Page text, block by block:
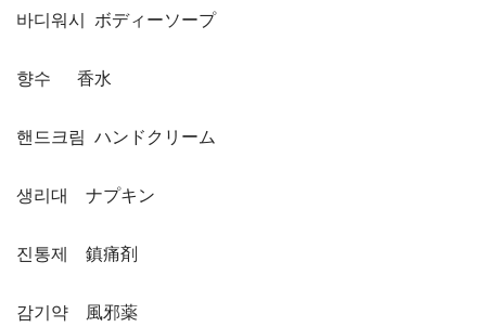
바디워시 ボディーソープ
향수 香水
핸드크림 ハンドクリーム
생리대 ナプキン
진통제 鎮痛剤
감기약 風邪薬